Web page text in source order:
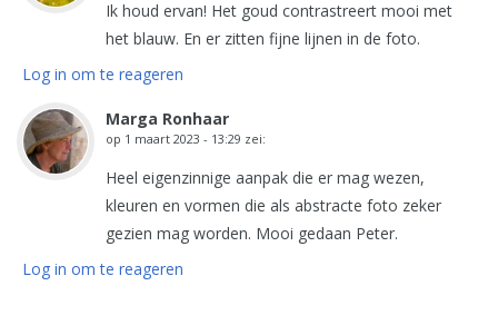
Ik houd ervan! Het goud contrastreert mooi met
het blauw. En er zitten fijne lijnen in de foto.
Log in om te reageren
Marga Ronhaar
op 1 maart 2023 - 13:29 zei:
Heel eigenzinnige aanpak die er mag wezen,
kleuren en vormen die als abstracte foto zeker
gezien mag worden. Mooi gedaan Peter.
Log in om te reageren